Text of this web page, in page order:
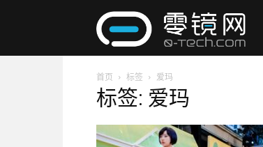
网
首页 标签 爱玛
标签: 爱玛